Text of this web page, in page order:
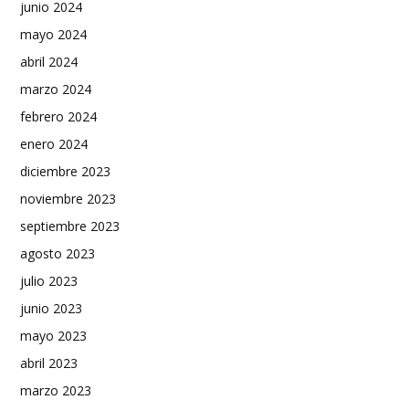
junio 2024
mayo 2024
abril 2024
marzo 2024
febrero 2024
enero 2024
diciembre 2023
noviembre 2023
septiembre 2023
agosto 2023
julio 2023
junio 2023
mayo 2023
abril 2023
marzo 2023